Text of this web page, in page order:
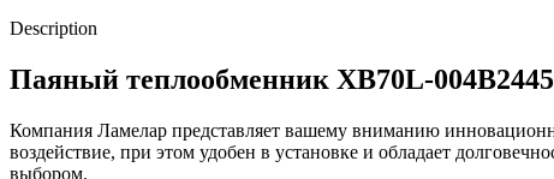
Description
Паяный теплообменник XB70L-004B2445
Компания Ламелар представляет вашему вниманию
воздействие, при этом удобен в установке и обладает
выбором.